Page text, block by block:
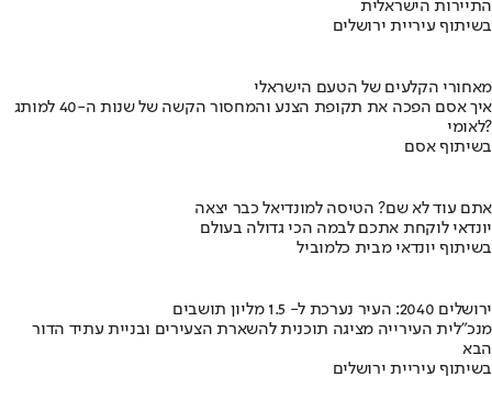
התיירות הישראלית
בשיתוף עיריית ירושלים
מאחורי הקלעים של הטעם הישראלי
איך אסם הפכה את תקופת הצנע והמחסור הקשה של שנות ה-40 למותג
לאומי?
בשיתוף אסם
אתם עוד לא שם? הטיסה למונדיאל כבר יצאה
יונדאי לוקחת אתכם לבמה הכי גדולה בעולם
בשיתוף יונדאי מבית כלמוביל
ירושלים 2040: העיר נערכת ל- 1.5 מליון תושבים
מנכ"לית העירייה מציגה תוכנית להשארת הצעירים ובניית עתיד הדור
הבא
בשיתוף עיריית ירושלים